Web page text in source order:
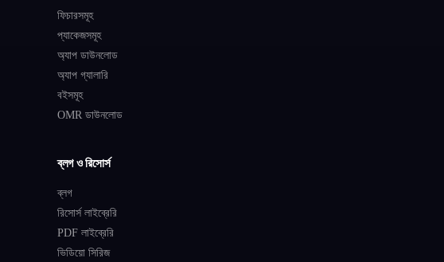
ফিচারসমূহ
প্যাকেজসমূহ
অ্যাপ ডাউনলোড
অ্যাপ গ্যালারি
বইসমূহ
OMR ডাউনলোড
ব্লগ ও রিসোর্স
ব্লগ
রিসোর্স লাইব্রেরি
PDF লাইব্রেরি
ভিডিয়ো সিরিজ